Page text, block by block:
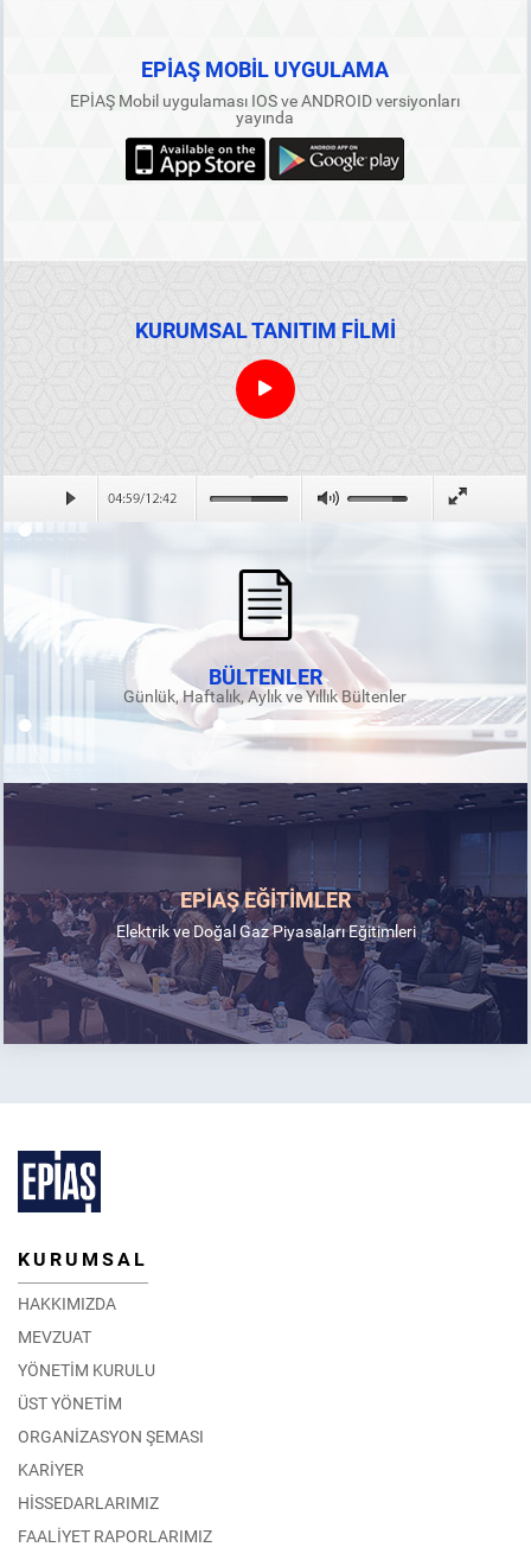
EPİAŞ MOBİL UYGULAMA
EPİAŞ Mobil uygulaması IOS ve ANDROID versiyonları
yayında
KURUMSAL TANITIM FİLMİ
BÜLTENLER
Günlük, Haftalık, Aylık ve Yıllık Bültenler
EPİAŞ EĞİTİMLER
Elektrik ve Doğal Gaz Piyasaları Eğitimleri
KURUMSAL
HAKKIMIZDA
MEVZUAT
YÖNETİM KURULU
ÜST YÖNETİM
ORGANİZASYON ŞEMASI
KARİYER
HİSSEDARLARIMIZ
FAALİYET RAPORLARIMIZ